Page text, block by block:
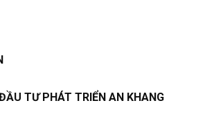
TƯ PHÁT TRIỂN AN KHANG